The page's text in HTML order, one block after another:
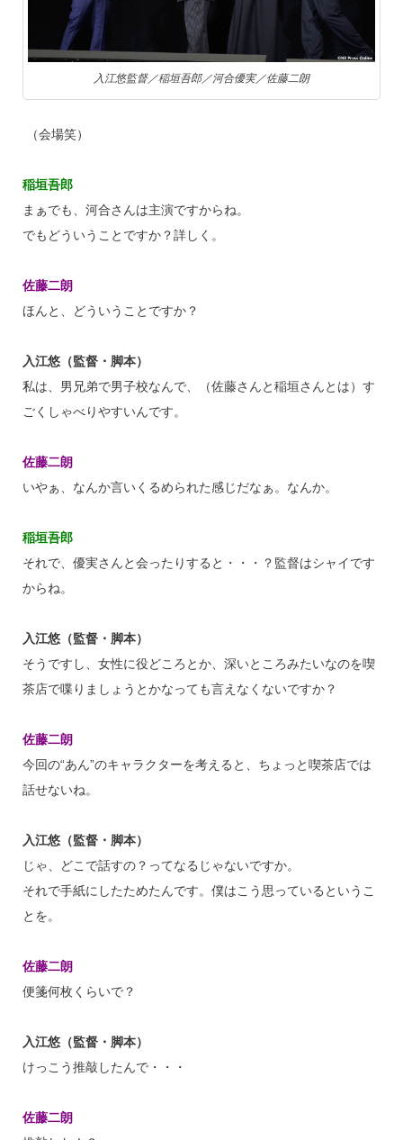
入江悠監督／稲垣吾郎／河合優実／佐藤二朗
（会場笑）
稲垣吾郎
まぁでも、河合さんは主演ですからね。
でもどういうことですか？詳しく。
佐藤二朗
ほんと、どういうことですか？
入江悠（監督・脚本）
私は、男兄弟で男子校なんで、（佐藤さんと稲垣さんとは）す
ごくしゃべりやすいんです。
佐藤二朗
いやぁ、なんか言いくるめられた感じだなぁ。なんか。
稲垣吾郎
それで、優実さんと会ったりすると・・・？監督はシャイです
からね。
入江悠（監督・脚本）
そうですし、女性に役どころとか、深いところみたいなのを喫
茶店で喋りましょうとかなっても言えなくないですか？
佐藤二朗
今回の“あん”のキャラクターを考えると、ちょっと喫茶店では
話せないね。
入江悠（監督・脚本）
じゃ、どこで話すの？ってなるじゃないですか。
それで手紙にしたためたんです。僕はこう思っているというこ
とを。
佐藤二朗
便箋何枚くらいで？
入江悠（監督・脚本）
けっこう推敲したんで・・・
佐藤二朗